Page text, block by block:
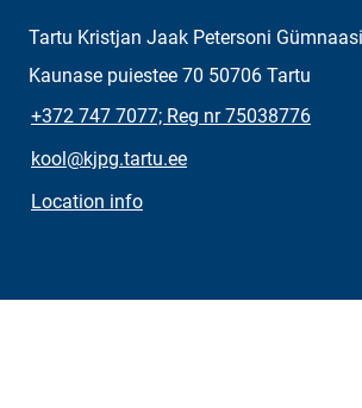
Tartu Kristjan Jaak Petersoni
Kaunase puiestee 70 50706 Tartu
+372 747 7077; Reg nr 75038776
kool@kjpg.tartu.ee
Location info